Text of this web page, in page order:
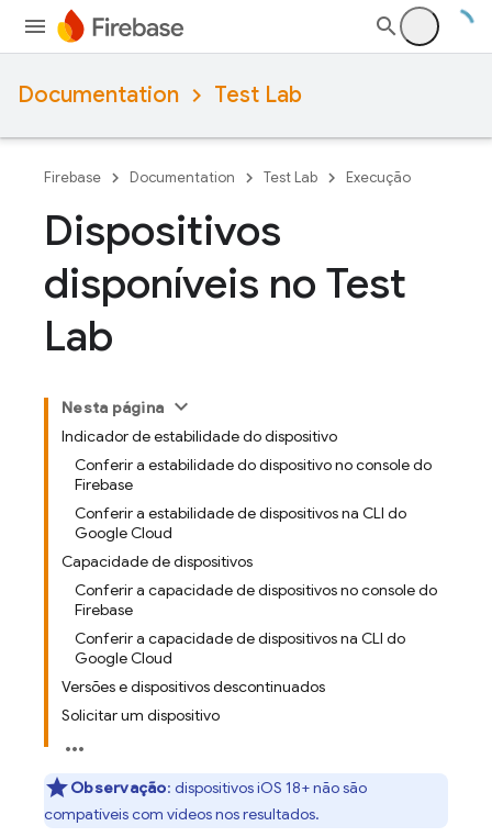
Documentation Test Lab
Firebase Documentation Test Lab Execução
Dispositivos
disponíveis no Test
Lab
Nesta página
Indicador de estabilidade do dispositivo
Conferir a estabilidade do dispositivo no console do
Firebase
Conferir a estabilidade de dispositivos na CLI do
Google Cloud
Capacidade de dispositivos
Conferir a capacidade de dispositivos no console do
Firebase
Conferir a capacidade de dispositivos na CLI do
Google Cloud
Versões e dispositivos descontinuados
Solicitar um dispositivo
Observação: dispositivos iOS 18+ não são
compatíveis com vídeos nos resultados.